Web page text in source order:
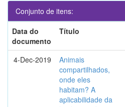
Conjunto de itens:
Data do
documento
Título
4-Dec-2019
Animais
compartilhados,
onde eles
habitam? A
aplicabilidade da